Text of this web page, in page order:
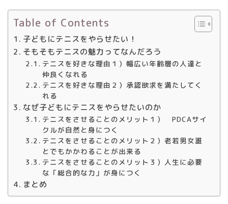
Table of Contents
子どもにテニスをやらせたい！
そもそもテニスの魅力ってなんだろう
テニスを好きな理由１）幅広い年齢層の人達と
仲良くなれる
テニスを好きな理由２）承認欲求を満たしてく
れる
なぜ子どもにテニスをやらせたいのか
テニスをさせることのメリット１） PDCAサイ
クルが自然と身につく
テニスをさせることのメリット２）老若男女誰
とでもかかわることが出来る
テニスをさせることのメリット３）人生に必要
な「総合的な力」が身につく
まとめ